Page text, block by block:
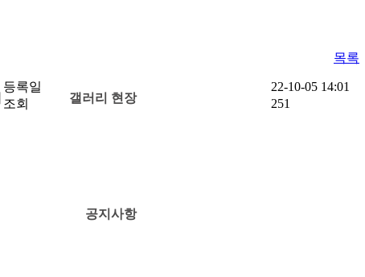
갤러리 현장
공지사항
목록
등록일
22-10-05 14:01
조회 251